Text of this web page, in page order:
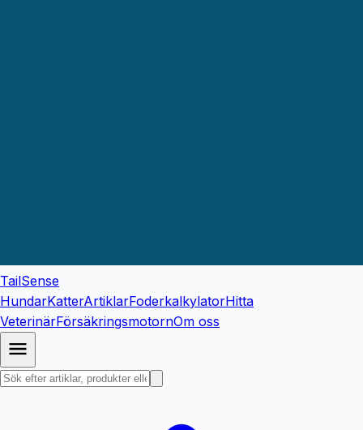
TailSense
HundarKatterArtiklarFoderkalkylatorHitta
VeterinärFörsäkringsmotornOm oss